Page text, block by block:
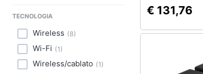
TECNOLOGIA
Wireless (8)
Wi-Fi (1)
Wireless/cablato (1)
€ 131,76